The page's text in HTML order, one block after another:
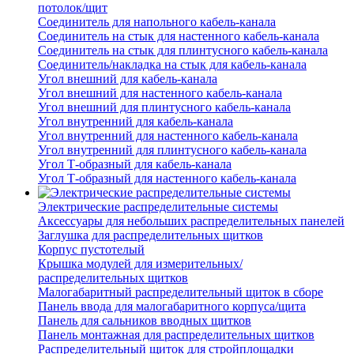
потолок/щит
Соединитель для напольного кабель-канала
Соединитель на стык для настенного кабель-канала
Соединитель на стык для плинтусного кабель-канала
Соединитель/накладка на стык для кабель-канала
Угол внешний для кабель-канала
Угол внешний для настенного кабель-канала
Угол внешний для плинтусного кабель-канала
Угол внутренний для кабель-канала
Угол внутренний для настенного кабель-канала
Угол внутренний для плинтусного кабель-канала
Угол Т-образный для кабель-канала
Угол Т-образный для настенного кабель-канала
Электрические распределительные системы
Аксессуары для небольших распределительных панелей
Заглушка для распределительных щитков
Корпус пустотелый
Крышка модулей для измерительных/
распределительных щитков
Малогабаритный распределительный щиток в сборе
Панель ввода для малогабаритного корпуса/щита
Панель для сальников вводных щитков
Панель монтажная для распределительных щитков
Распределительный щиток для стройплощадки